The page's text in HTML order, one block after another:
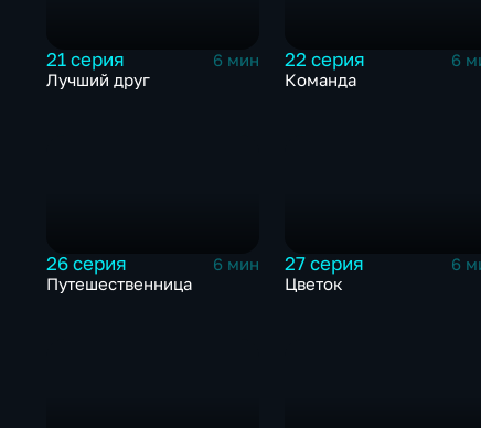
21 серия
6 мин
Лучший друг
22 серия
6
Команда
26 серия
6 мин
Путешественница
27 серия
6
Цветок